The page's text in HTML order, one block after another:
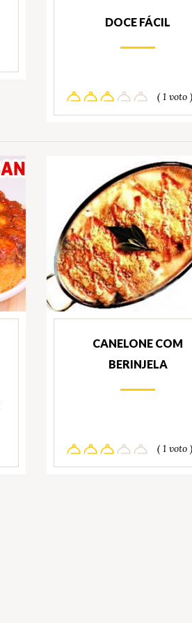
DOCE FÁCIL
( 1 voto )
CANELONE COM
BERINJELA
( 1 voto )